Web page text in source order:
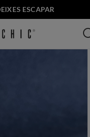
ESCAPAR